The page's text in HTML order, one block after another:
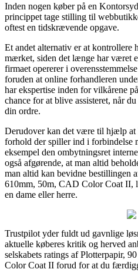
Inden nogen køber på en
princippet tage stilling til
oftest en tidskrævende opgave.
Et andet alternativ er at kontrollere
mærket, siden det længe har været
firmaet opererer i
foruden at online forhandleren
har ekspertise inden for vilkårene
chance for at blive assisteret, når
din ordre.
Derudover kan det være til hjælp
forhold der spiller ind i forbindelse
eksempel den ombytningsret
også afgørende, at man altid
man altid kan bevidne bestillingen
610mm, 50m, CAD Color Coat II,
en dame eller herre.
Trustpilot yder fuldt ud gavnlige
aktuelle køberes kritik og herved
selskabets ratings af Plotterpapir,
Color Coat II forud for at du